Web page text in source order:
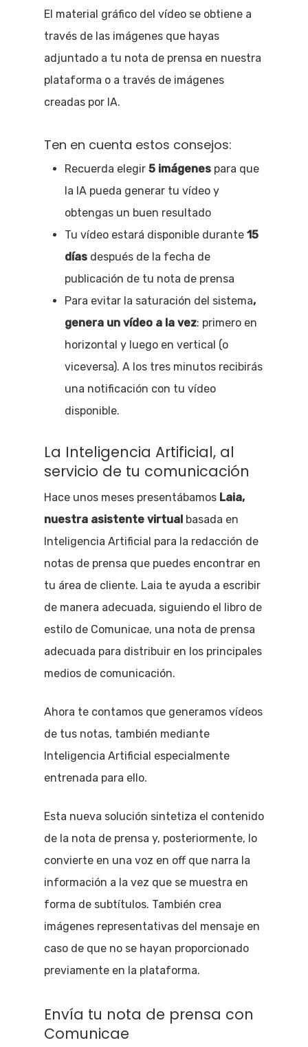
El material gráfico del vídeo se obtiene a
través de las imágenes que hayas
adjuntado a tu nota de prensa en nuestra
plataforma o a través de imágenes
creadas por IA.
Ten en cuenta estos consejos:
Recuerda elegir 5 imágenes para que
la IA pueda generar tu vídeo y
obtengas un buen resultado
Tu vídeo estará disponible durante 15
días después de la fecha de
publicación de tu nota de prensa
Para evitar la saturación del sistema,
genera un vídeo a la vez: primero en
horizontal y luego en vertical (o
viceversa). A los tres minutos recibirás
una notificación con tu vídeo
disponible.
La Inteligencia Artificial, al
servicio de tu comunicación
Hace unos meses presentábamos Laia,
nuestra asistente virtual basada en
Inteligencia Artificial para la redacción de
notas de prensa que puedes encontrar en
tu área de cliente. Laia te ayuda a escribir
de manera adecuada, siguiendo el libro de
estilo de Comunicae, una nota de prensa
adecuada para distribuir en los principales
medios de comunicación.
Ahora te contamos que generamos vídeos
de tus notas, también mediante
Inteligencia Artificial especialmente
entrenada para ello.
Esta nueva solución sintetiza el contenido
de la nota de prensa y, posteriormente, lo
convierte en una voz en off que narra la
información a la vez que se muestra en
forma de subtítulos. También crea
imágenes representativas del mensaje en
caso de que no se hayan proporcionado
previamente en la plataforma.
Envía tu nota de prensa con
Comunicae